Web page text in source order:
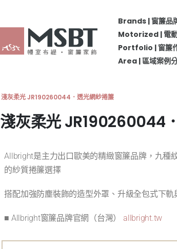
Brands | 窗簾品
Motorized | 電
Portfolio | 窗簾
Area | 區域案例
淺灰柔光 JR190260044．透光網紗捲簾
淺灰柔光 JR190260044
Allbright是主力出口歐美的精緻窗簾品牌，九種
的紗質捲簾選擇
搭配加強防塵裝飾的造型外罩、升級全包式下
■ Allbright窗簾品牌官網（台灣）allbright.tw